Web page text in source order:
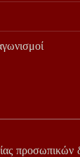
προσωπικών